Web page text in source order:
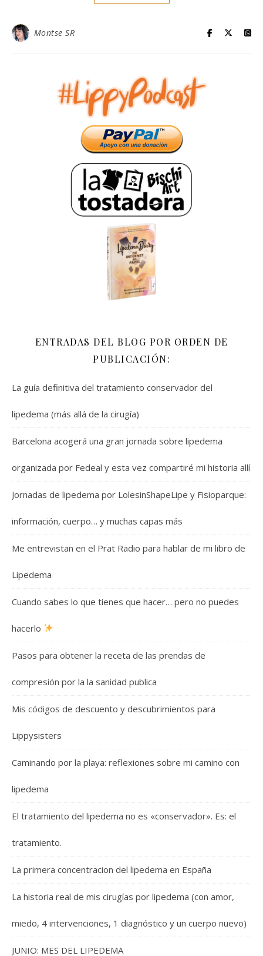
Montse SR
ENTRADAS DEL BLOG POR ORDEN DE
PUBLICACIÓN:
La guía definitiva del tratamiento conservador del
lipedema (más allá de la cirugía)
Barcelona acogerá una gran jornada sobre lipedema
organizada por Fedeal y esta vez compartiré mi historia allí
Jornadas de lipedema por LolesinShapeLipe y Fisioparque:
información, cuerpo… y muchas capas más
Me entrevistan en el Prat Radio para hablar de mi libro de
Lipedema
Cuando sabes lo que tienes que hacer… pero no puedes
hacerlo
Pasos para obtener la receta de las prendas de
compresión por la la sanidad publica
Mis códigos de descuento y descubrimientos para
Lippysisters
Caminando por la playa: reflexiones sobre mi camino con
lipedema
El tratamiento del lipedema no es «conservador». Es: el
tratamiento.
La primera concentracion del lipedema en España
La historia real de mis cirugías por lipedema (con amor,
miedo, 4 intervenciones, 1 diagnóstico y un cuerpo nuevo)
JUNIO: MES DEL LIPEDEMA